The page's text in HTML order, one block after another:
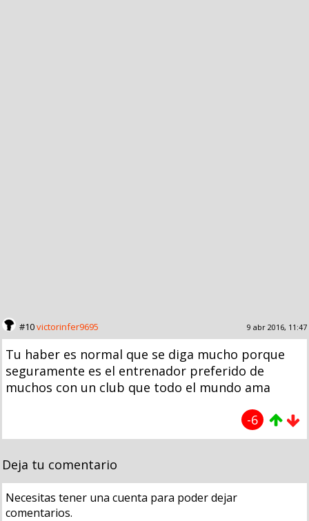
#10victorinfer9695 9 abr 2016, 11:47
Tu haber es normal que se diga mucho porque
seguramente es el entrenador preferido de
muchos con un club que todo el mundo ama
-6
Deja tu comentario
Necesitas tener una cuenta para poder dejar
comentarios.